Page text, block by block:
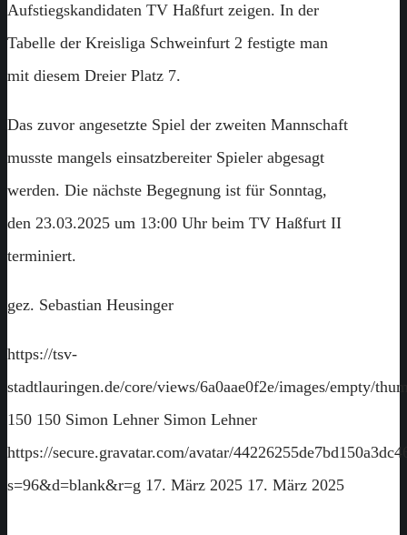
Aufstiegskandidaten TV Haßfurt zeigen. In der
Tabelle der Kreisliga Schweinfurt 2 festigte man
mit diesem Dreier Platz 7.
Das zuvor angesetzte Spiel der zweiten Mannschaft
musste mangels einsatzbereiter Spieler abgesagt
werden. Die nächste Begegnung ist für Sonntag,
den 23.03.2025 um 13:00 Uhr beim TV Haßfurt II
terminiert.
gez. Sebastian Heusinger
https://tsv-
stadtlauringen.de/core/views/6a0aae0f2e/images/empty/
150 150 Simon Lehner Simon Lehner
https://secure.gravatar.com/avatar/
s=96&d=blank&r=g 17. März 2025 17. März 2025